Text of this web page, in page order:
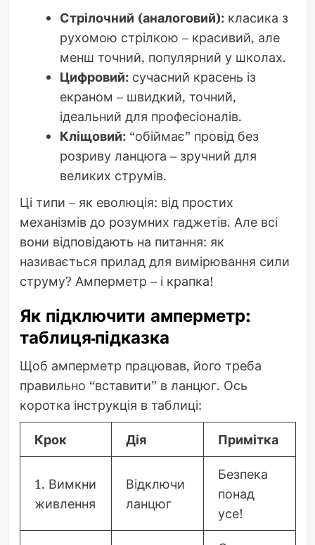
Стрілочний (аналоговий):класика з
рухомою стрілкою – красивий, але
менш точний, популярний у школах.
Цифровий:сучасний красень із
екраном – швидкий, точний,
ідеальний для професіоналів.
Кліщовий:“обіймає” провід без
розриву ланцюга – зручний для
великих струмів.
Ці типи – як еволюція: від простих
механізмів до розумних гаджетів. Але всі
вони відповідають на питання: як
називається прилад для вимірювання сили
струму? Амперметр – і крапка!
Як підключити амперметр:
таблиця-підказка
Щоб амперметр працював, його треба
правильно “вставити” в ланцюг. Ось
коротка інструкція в таблиці:
Крок Дія Примітка
1. Вимкни
живлення
Відключи
ланцюг
Безпека
понад
усе!